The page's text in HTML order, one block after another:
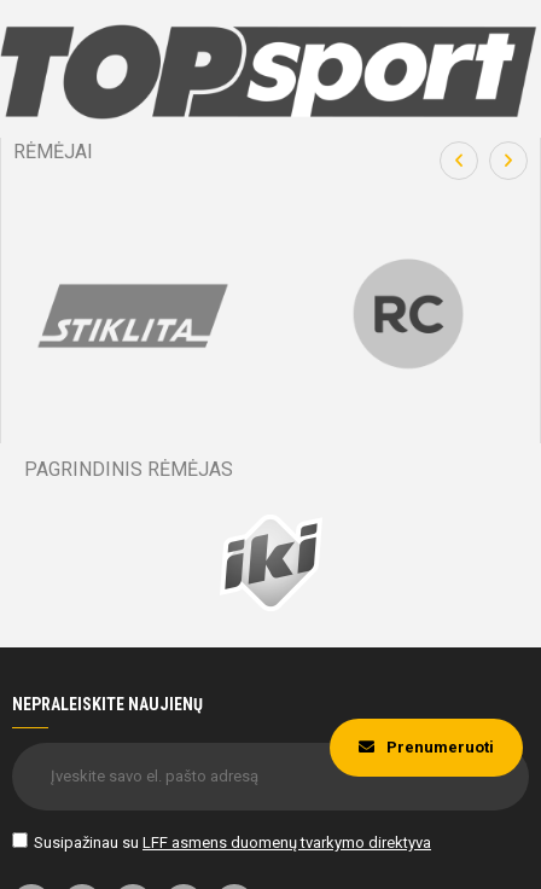
RĖMĖJAI
PAGRINDINIS RĖMĖJAS
NEPRALEISKITE NAUJIENŲ
Susipažinau su LFF asmens duomenų tvarkymo direktyva
Prenumeruoti